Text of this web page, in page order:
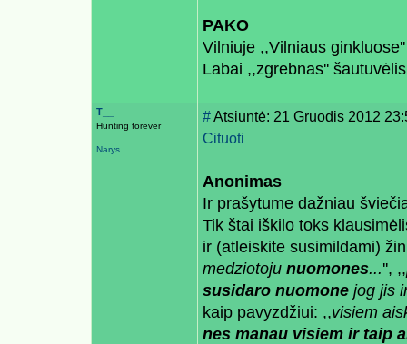
PAKO
Vilniuje ,,Vilniaus
Labai ,,zgrebnas''
T__
Hunting forever
Narys
#Atsiuntė: 21 Gruodis 2012
Cituoti
Anonimas
Ir prašytume dažniau
Tik štai iškilo toks
ir (atleiskite susimildami)
medziotoju nuomones...'', ,,
susidaro nuomone jog jis
kaip pavyzdžiui: ,,visiem
nes manau visiem ir taip